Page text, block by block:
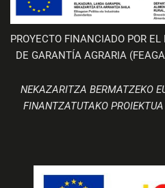
PROYECTO FINANCIADO POR
DE GARANTÍA AGRARIA
NEKAZARITZA BERMATZEKO
FINANTZATUTAKO